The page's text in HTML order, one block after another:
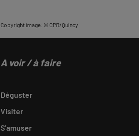
Copyright image: © CPR/Quincy
A voir / à faire
Déguster
Visiter
S’amuser